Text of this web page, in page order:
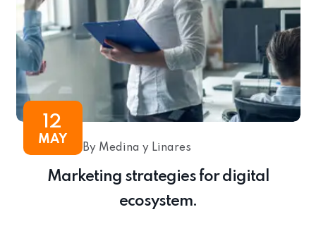
12
MAY
By Medina y Linares
Marketing strategies for digital
ecosystem.